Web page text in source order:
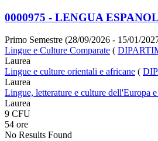
0000975 - LENGUA
Primo Semestre (28/09/2026 - 15/01/
Lingue e Culture Comparate (
Laurea
Lingue e culture orientali e africane (
Laurea
Lingue, letterature e culture dell'Europa
Laurea
9 CFU
54 ore
No Results Found